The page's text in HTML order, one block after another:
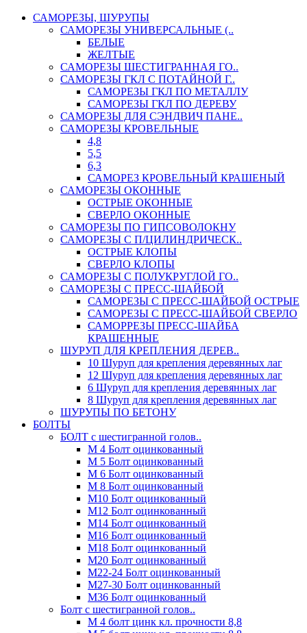
САМОРЕЗЫ, ШУРУПЫ
САМОРЕЗЫ УНИВЕРСАЛЬНЫЕ (..
БЕЛЫЕ
ЖЕЛТЫЕ
САМОРЕЗЫ ШЕСТИГРАННАЯ ГО..
САМОРЕЗЫ ГКЛ С ПОТАЙНОЙ Г..
САМОРЕЗЫ ГКЛ ПО МЕТАЛЛУ
САМОРЕЗЫ ГКЛ ПО ДЕРЕВУ
САМОРЕЗЫ ДЛЯ СЭНДВИЧ ПАНЕ..
САМОРЕЗЫ КРОВЕЛЬНЫЕ
4,8
5,5
6,3
САМОРЕЗ КРОВЕЛЬНЫЙ КРАШЕНЫЙ
САМОРЕЗЫ ОКОННЫЕ
ОСТРЫЕ ОКОННЫЕ
СВЕРЛО ОКОННЫЕ
САМОРЕЗЫ ПО ГИПСОВОЛОКНУ
САМОРЕЗЫ С П/ЦИЛИНДРИЧЕСК..
ОСТРЫЕ КЛОПЫ
СВЕРЛО КЛОПЫ
САМОРЕЗЫ С ПОЛУКРУГЛОЙ ГО..
САМОРЕЗЫ С ПРЕСС-ШАЙБОЙ
САМОРЕЗЫ С ПРЕСС-ШАЙБОЙ ОСТРЫЕ
САМОРЕЗЫ С ПРЕСС-ШАЙБОЙ СВЕРЛО
САМОРРЕЗЫ ПРЕСС-ШАЙБА
КРАШЕННЫЕ
ШУРУП ДЛЯ КРЕПЛЕНИЯ ДЕРЕВ..
10 Шуруп для крепления деревянных лаг
12 Шуруп для крепления деревянных лаг
6 Шуруп для крепления деревянных лаг
8 Шуруп для крепления деревянных лаг
ШУРУПЫ ПО БЕТОНУ
БОЛТЫ
БОЛТ с шестигранной голов..
М 4 Болт оцинкованный
М 5 Болт оцинкованный
М 6 Болт оцинкованный
М 8 Болт оцинкованный
М10 Болт оцинкованный
М12 Болт оцинкованный
М14 Болт оцинкованный
М16 Болт оцинкованный
М18 Болт оцинкованный
М20 Болт оцинкованный
М22-24 Болт оцинкованный
М27-30 Болт оцинкованный
М36 Болт оцинкованный
Болт с шестигранной голов..
М 4 болт цинк кл. прочности 8,8